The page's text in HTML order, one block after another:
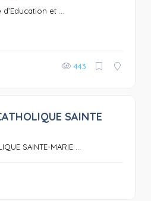
et ...
443
0
SAINTE
SAINTE-MARIE ...